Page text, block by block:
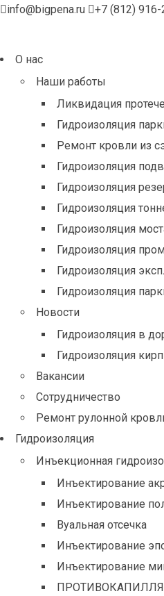
info@bigpena.ru +7 (812) 916-
О нас
Наши работы
Ликвидация
Гидроизоляция
Ремонт кровли из
Гидроизоляция
Гидроизоляция
Гидроизоляция
Гидроизоляция
Гидроизоляция
Гидроизоляция
Гидроизоляция
Новости
Гидроизоляция в
Гидроизоляция
Вакансии
Сотрудничество
Ремонт рулонной
Гидроизоляция
Инъекционная
Инъектирование
Инъектирование
Вуальная отсечка
Инъектирование
Инъектирование